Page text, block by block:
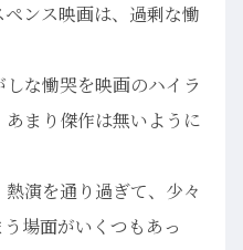
ンス映画は、過剰な慟
な慟哭を映画のハイラ
まり傑作は無いように
演を通り過ぎて、少々
場面がいくつもあっ